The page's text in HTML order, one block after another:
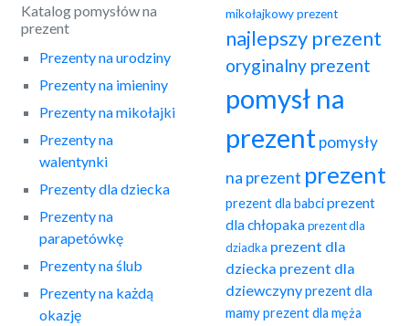
Katalog pomysłów na
prezent
Prezenty na urodziny
Prezenty na imieniny
Prezenty na mikołajki
Prezenty na
walentynki
Prezenty dla dziecka
Prezenty na
parapetówkę
Prezenty na ślub
Prezenty na każdą
okazję
mikołajkowy prezent
najlepszy prezent
oryginalny prezent
pomysł na
prezent pomysły
na prezent prezent
prezent dla babciprezent
dla chłopakaprezent dla
dziadka prezent dla
dziecka prezent dla
dziewczynyprezent dla
mamyprezent dla męża